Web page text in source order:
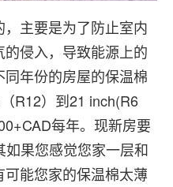
主要是为了防止室内
侵入，导致能源上的
年份的房屋的保温棉
R12）到21 inch(R6
每年。现新房要
果您感觉您家一层和
能您家的保温棉太薄